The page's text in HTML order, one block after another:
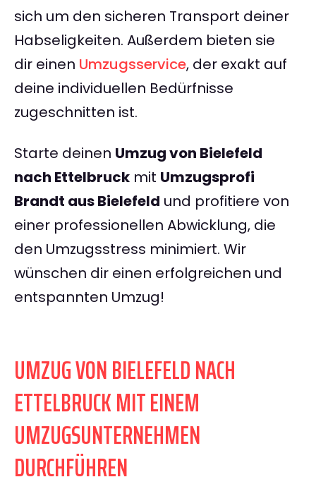
sich um den sicheren Transport deiner
Habseligkeiten. Außerdem bieten sie
dir einen Umzugsservice, der exakt auf
deine individuellen Bedürfnisse
zugeschnitten ist.
Starte deinen Umzug von Bielefeld
nach Ettelbruck mit Umzugsprofi
Brandt aus Bielefeld und profitiere von
einer professionellen Abwicklung, die
den Umzugsstress minimiert. Wir
wünschen dir einen erfolgreichen und
entspannten Umzug!
UMZUG VON BIELEFELD NACH
ETTELBRUCK MIT EINEM
UMZUGSUNTERNEHMEN
DURCHFÜHREN